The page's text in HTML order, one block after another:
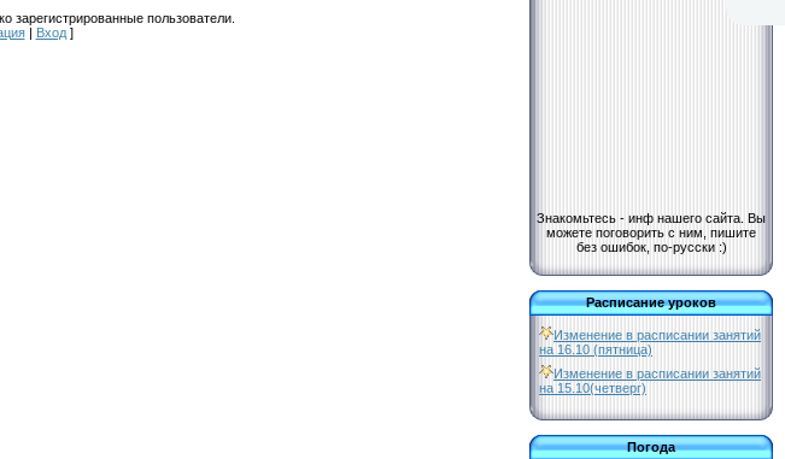
зарегистрированные пользователи.
| Вход]
Знакомьтесь - инф нашего сайта. Вы
можете поговорить с ним, пишите
без ошибок, по-русски :)
Расписание уроков
Изменение в расписании занятий
на 16.10 (пятница)
Изменение в расписании занятий
на 15.10(четверг)
Погода